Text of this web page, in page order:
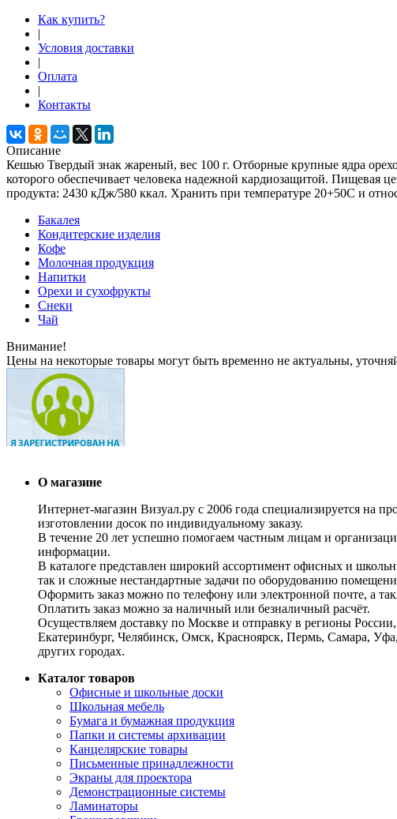
Как купить?
|
Условия доставки
|
Оплата
|
Контакты
Описание
Кешью Твердый знак жареный, вес 100 г. Отборные крупные ядра
которого обеспечивает человека надежной кардиозащитой. Пищевая
продукта: 2430 кДж/580 ккал. Хранить при температуре 20+50С и
Бакалея
Кондитерские изделия
Кофе
Молочная продукция
Напитки
Орехи и сухофрукты
Снеки
Чай
Внимание!
Цены на некоторые товары могут быть временно не актуальны,
О магазине
Интернет-магазин Визуал.ру с 2006 года специализируется на
изготовлении досок по индивидуальному заказу.
В течение 20 лет успешно помогаем частным лицам и
информации.
В каталоге представлен широкий ассортимент офисных и
так и сложные нестандартные задачи по оборудованию
Оформить заказ можно по телефону или электронной почте, а
Оплатить заказ можно за наличный или безналичный расчёт.
Осуществляем доставку по Москве и отправку в регионы
Екатеринбург, Челябинск, Омск, Красноярск, Пермь, Самара,
других городах.
Каталог товаров
Офисные и школьные доски
Школьная мебель
Бумага и бумажная продукция
Папки и системы архивации
Канцелярские товары
Письменные принадлежности
Экраны для проектора
Демонстрационные системы
Ламинаторы